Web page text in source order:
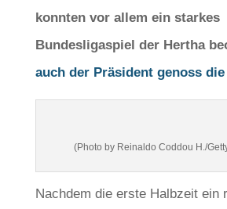
konnten vor allem ein starkes
Bundesligaspiel der Hertha
auch der Präsident genoss
(Photo by Reinaldo Coddou H./
Nachdem die erste Halbzeit ein